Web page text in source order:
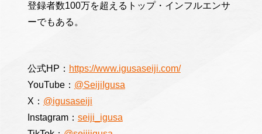
登録者数100万を超えるトップ・インフルエンサ
ーでもある。
公式HP： https://www.igusaseiji.com/
YouTube： @SeijiIgusa
X： @igusaseiji
Instagram： seiji_igusa